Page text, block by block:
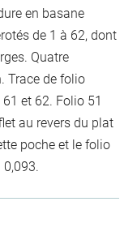
en basane
de 1 à 62, dont
Quatre
Trace de folio
et 62. Folio 51
au revers du plat
poche et le folio
0,093.